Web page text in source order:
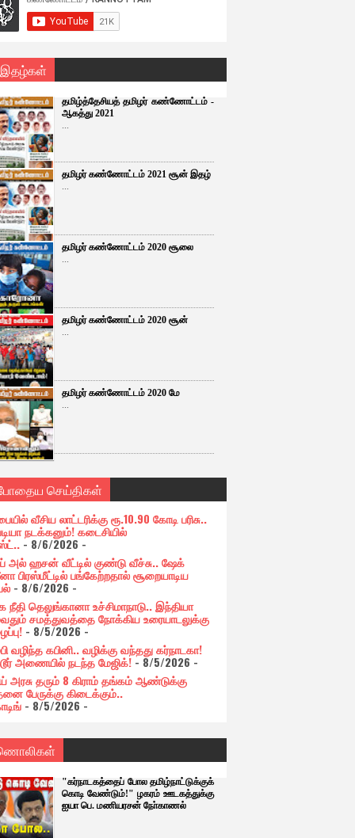
இதழ்கள்
தமிழ்த்தேசியத் தமிழர் கண்ணோட்டம் -
ஆகத்து 2021
...
தமிழர் கண்ணோட்டம் 2021 சூன் இதழ்
...
தமிழர் கண்ணோட்டம் 2020 சூலை
...
தமிழர் கண்ணோட்டம் 2020 சூன்
...
தமிழர் கண்ணோட்டம் 2020 மே
...
செய்திகள்
வீசிய லாட்டரிக்கு ரூ.10.90 கோடி பரிசு..
நடக்கனும்! கடைசியில்
- 8/6/2026 -
அல் ஹசன் வீட்டில் குண்டு வீச்சு.. ஷேக்
பிரஸ்மீட்டில் பங்கேற்றதால் சூறையாடிய
- 8/6/2026 -
நீதி தெலுங்கானா உச்சிமாநாடு.. இந்தியா
சமத்துவத்தை நோக்கிய உரையாடலுக்கு
- 8/5/2026 -
வழிந்த கபினி.. வழிக்கு வந்தது கர்நாடகா!
அணையில் நடந்த மேஜிக்!- 8/5/2026 -
அரசு தரும் 8 கிராம் தங்கம் ஆண்டுக்கு
பேருக்கு கிடைக்கும்..
- 8/5/2026 -
"கர்நாடகத்தைப் போல தமிழ்நாட்டுக்குக்
கொடி வேண்டும்!" ழகரம் ஊடகத்துக்கு
ஐயா பெ. மணியரசன் நோ்காணல்